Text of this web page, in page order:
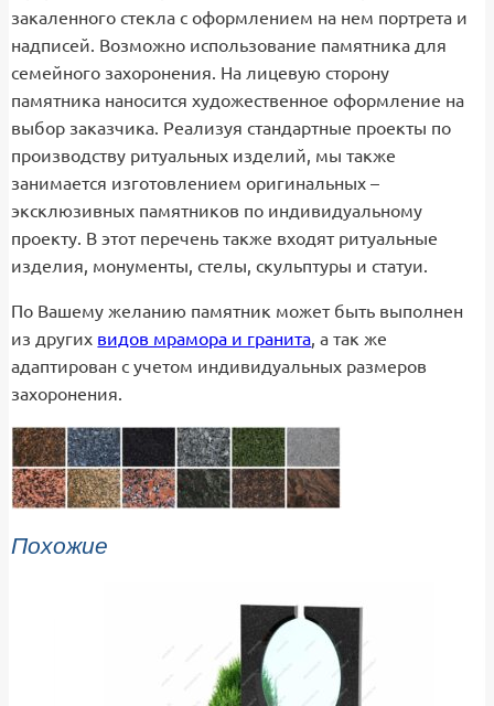
закаленного стекла с оформлением на нем портрета и
надписей. Возможно использование памятника для
семейного захоронения. На лицевую сторону
памятника наносится художественное оформление на
выбор заказчика. Реализуя стандартные проекты по
производству ритуальных изделий, мы также
занимается изготовлением оригинальных –
эксклюзивных памятников по индивидуальному
проекту. В этот перечень также входят ритуальные
изделия, монументы, стелы, скульптуры и статуи.
По Вашему желанию памятник может быть выполнен
из других видов мрамора и гранита, а так же
адаптирован с учетом индивидуальных размеров
захоронения.
Похожие